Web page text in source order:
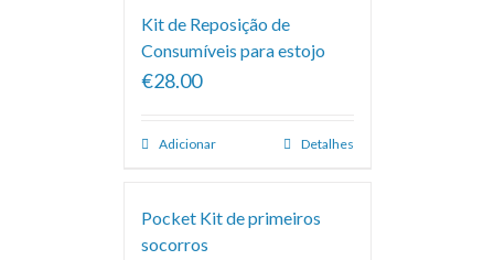
Kit de Reposição de
Consumíveis para estojo
€28.00
Adicionar Detalhes
Pocket Kit de primeiros
socorros